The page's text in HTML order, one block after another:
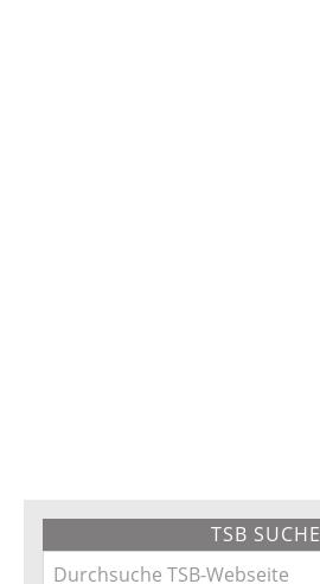
Sidebar
TSB SUCHE
Durchsuche